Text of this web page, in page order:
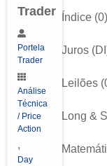
Índice (0)
Juros
Leilões (
Long &
Trader
Portela
Trader
Análise
Técnica
/ Price
Action
,
Day